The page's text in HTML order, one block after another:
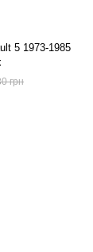
5 1973-1985
грн